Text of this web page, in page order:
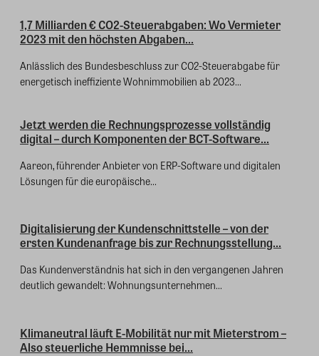
1,7 Milliarden € CO2-Steuerabgaben: Wo Vermieter
2023 mit den höchsten Abgaben...
Anlässlich des Bundesbeschluss zur CO2-Steuerabgabe für
energetisch ineffiziente Wohnimmobilien ab 2023...
Jetzt werden die Rechnungsprozesse vollständig
digital – durch Komponenten der BCT-Software...
Aareon, führender Anbieter von ERP-Software und digitalen
Lösungen für die europäische...
Digitalisierung der Kundenschnittstelle – von der
ersten Kundenanfrage bis zur Rechnungsstellung...
Das Kundenverständnis hat sich in den vergangenen Jahren
deutlich gewandelt: Wohnungsunternehmen...
Klimaneutral läuft E-Mobilität nur mit Mieterstrom –
Also steuerliche Hemmnisse bei...